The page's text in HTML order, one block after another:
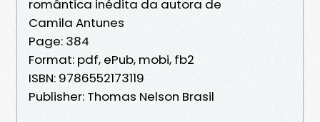
romântica inédita da autora de
Camila Antunes
Page: 384
Format: pdf, ePub, mobi, fb2
ISBN: 9786552173119
Publisher: Thomas Nelson Brasil